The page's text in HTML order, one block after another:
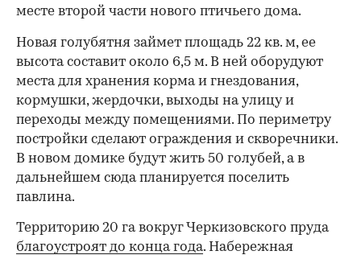
месте второй части нового птичьего дома.
Новая голубятня займет площадь 22 кв. м, ее
высота составит около 6,5 м. В ней оборудуют
места для хранения корма и гнездования,
кормушки, жердочки, выходы на улицу и
переходы между помещениями. По периметру
постройки сделают ограждения и скворечники.
В новом домике будут жить 50 голубей, а в
дальнейшем сюда планируется поселить
павлина.
Территорию 20 га вокруг Черкизовского пруда
благоустроят до конца года. Набережная